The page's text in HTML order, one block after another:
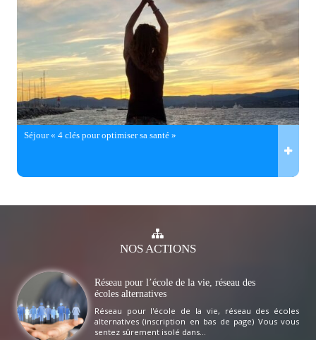
Séjour « 4 clés pour optimiser sa santé »
NOSACTIONS
Réseau pour l’école de la vie, réseau des
écoles alternatives
Réseau pour l'école de la vie, réseau des écoles
alternatives (inscription en bas de page) Vous vous
sentez sûrement isolé dans...